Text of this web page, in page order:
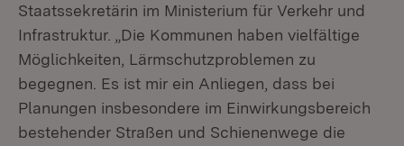
Staatssekretärin im Ministerium für Verkehr und
Infrastruktur. „Die Kommunen haben vielfältige
Möglichkeiten, Lärmschutzproblemen zu
begegnen. Es ist mir ein Anliegen, dass bei
Planungen insbesondere im Einwirkungsbereich
bestehender Straßen und Schienenwege die